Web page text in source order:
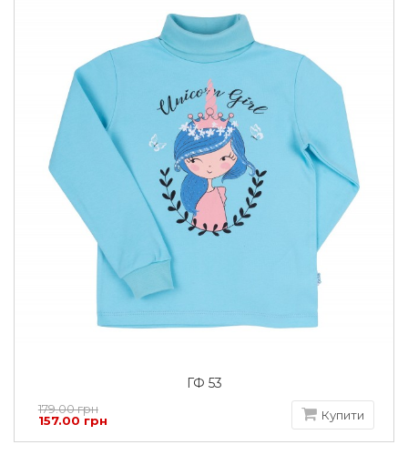
ГФ 53
179.00 грн
157.00 грн
Купити